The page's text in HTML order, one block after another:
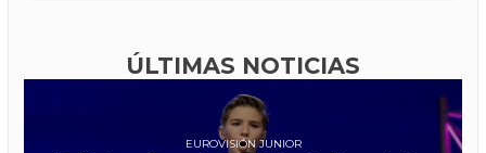
ÚLTIMAS NOTICIAS
EUROVISIÓN JUNIOR